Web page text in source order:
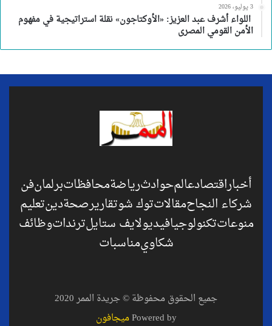
3 يوليو، 2026
اللواء أشرف عبد العزيز: «الأوكتاجون» نقلة استراتيجية في مفهوم
الأمن القومي المصرى
أخباراقتصادعالمحوادثرياضةمحافظاتبرلمانفن
شركاء النجاحمقالاتتوك شوتقاريرصحةدينتعليم
منوعاتتكنولوجيافيديولايف ستايلترنداتوظائف
شكاويمناسبات
جميع الحقوق محفوظة © جريدة الممر 2020
Powered byميجافون